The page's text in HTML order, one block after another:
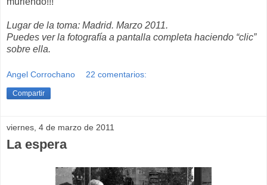
Lugar de la toma: Madrid. Marzo 2011.
Puedes ver la fotografía a pantalla completa haciendo “clic”
sobre ella.
Angel Corrochano 22 comentarios:
Compartir
viernes, 4 de marzo de 2011
La espera